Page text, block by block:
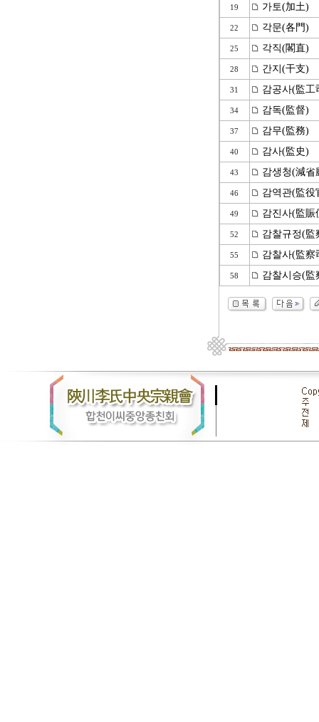
19 가토(加土)
22 각문(各門)
25 각직(閣直)
28 간지(干支)
31 감공사(監工
34 감독(監督)
37 감무(監務)
40 감사(監史)
43 감생청(減省
46 감역관(監役
49 감진사(監賑
52 감찰규정(監
55 감찰사(監察
58 감찰시승(監